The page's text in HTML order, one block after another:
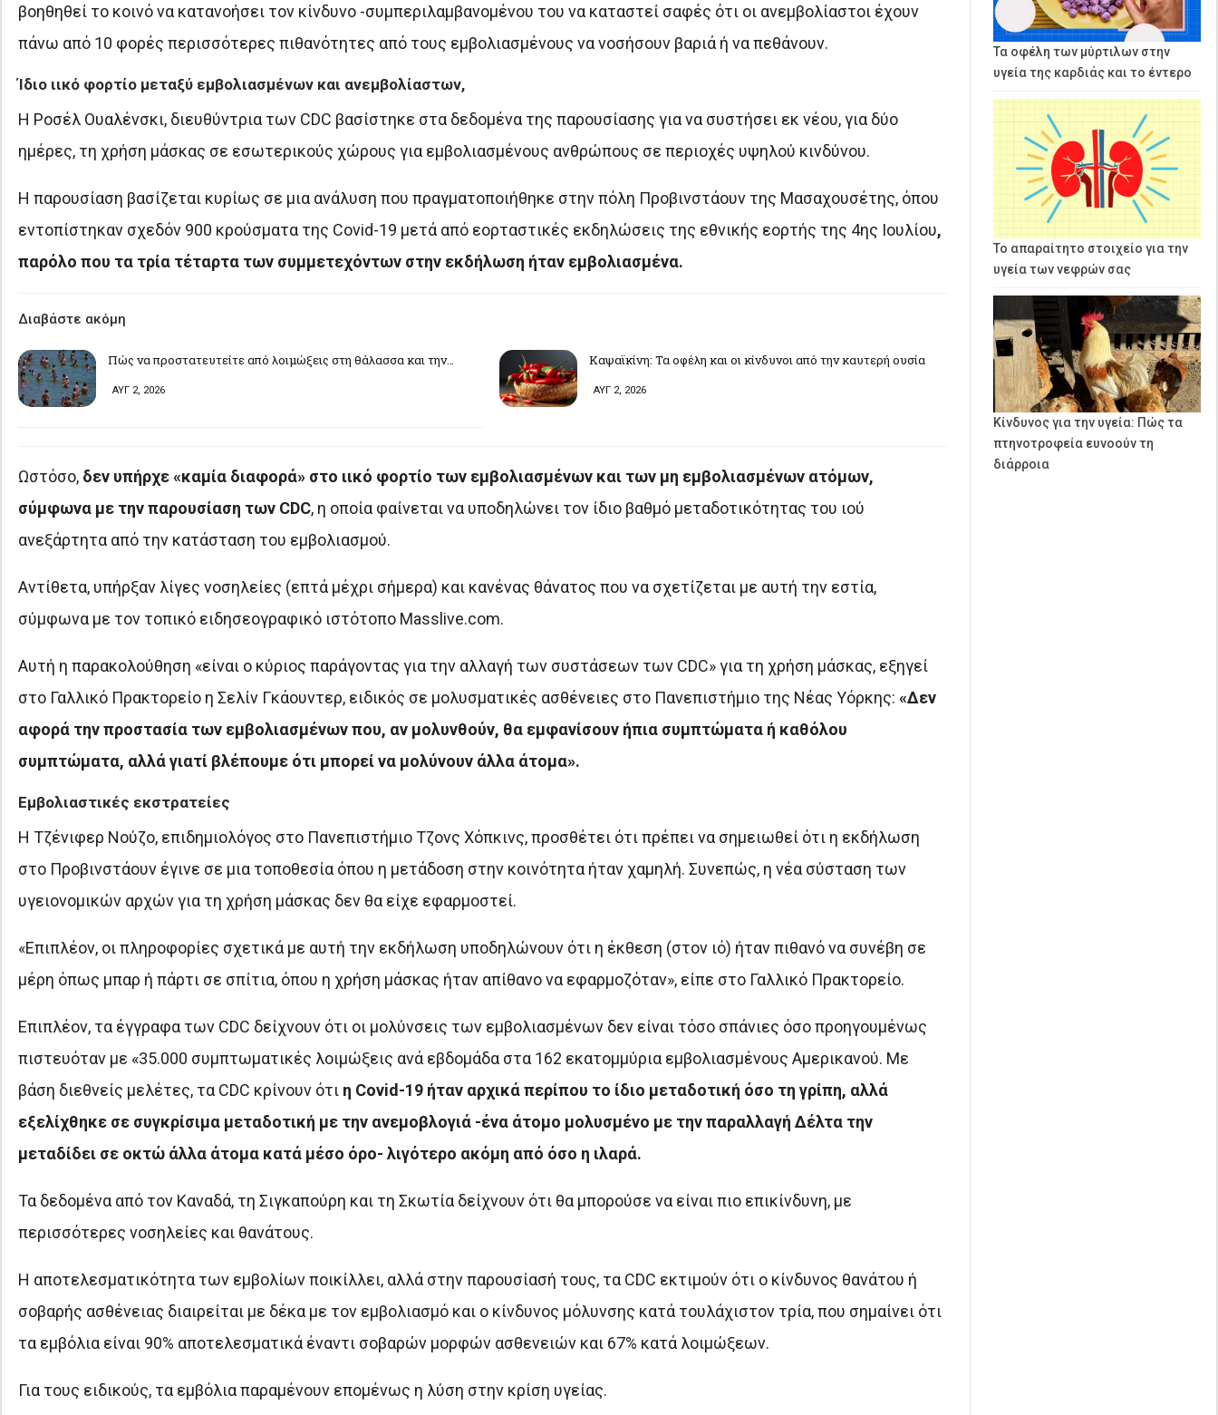
βοηθηθεί το κοινό να κατανοήσει τον κίνδυνο -συμπεριλαμβανομένου του να καταστεί σαφές ότι οι ανεμβολίαστοι έχουν
πάνω από 10 φορές περισσότερες πιθανότητες από τους εμβολιασμένους να νοσήσουν βαριά ή να πεθάνουν.
Ίδιο ιικό φορτίο μεταξύ εμβολιασμένων και ανεμβολίαστων,
Η Ροσέλ Ουαλένσκι, διευθύντρια των CDC βασίστηκε στα δεδομένα της παρουσίασης για να συστήσει εκ νέου, για δύο
ημέρες, τη χρήση μάσκας σε εσωτερικούς χώρους για εμβολιασμένους ανθρώπους σε περιοχές υψηλού κινδύνου.
Η παρουσίαση βασίζεται κυρίως σε μια ανάλυση που πραγματοποιήθηκε στην πόλη Προβινστάουν της Μασαχουσέτης, όπου
εντοπίστηκαν σχεδόν 900 κρούσματα της Covid-19 μετά από εορταστικές εκδηλώσεις της εθνικής εορτής της 4ης Ιουλίου,
παρόλο που τα τρία τέταρτα των συμμετεχόντων στην εκδήλωση ήταν εμβολιασμένα.
Διαβάστε ακόμη
Πώς να προστατευτείτε από λοιμώξεις στη θάλασσα και την…
ΑΥΓ 2, 2026
Καψαϊκίνη: Τα οφέλη και οι κίνδυνοι από την καυτερή ουσία
ΑΥΓ 2, 2026
Ωστόσο, δεν υπήρχε «καμία διαφορά» στο ιικό φορτίο των εμβολιασμένων και των μη εμβολιασμένων ατόμων,
σύμφωνα με την παρουσίαση των CDC, η οποία φαίνεται να υποδηλώνει τον ίδιο βαθμό μεταδοτικότητας του ιού
ανεξάρτητα από την κατάσταση του εμβολιασμού.
Αντίθετα, υπήρξαν λίγες νοσηλείες (επτά μέχρι σήμερα) και κανένας θάνατος που να σχετίζεται με αυτή την εστία,
σύμφωνα με τον τοπικό ειδησεογραφικό ιστότοπο Masslive.com.
Αυτή η παρακολούθηση «είναι ο κύριος παράγοντας για την αλλαγή των συστάσεων των CDC» για τη χρήση μάσκας, εξηγεί
στο Γαλλικό Πρακτορείο η Σελίν Γκάουντερ, ειδικός σε μολυσματικές ασθένειες στο Πανεπιστήμιο της Νέας Υόρκης: «Δεν
αφορά την προστασία των εμβολιασμένων που, αν μολυνθούν, θα εμφανίσουν ήπια συμπτώματα ή καθόλου
συμπτώματα, αλλά γιατί βλέπουμε ότι μπορεί να μολύνουν άλλα άτομα».
Εμβολιαστικές εκστρατείες
Η Τζένιφερ Νούζο, επιδημιολόγος στο Πανεπιστήμιο Τζονς Χόπκινς, προσθέτει ότι πρέπει να σημειωθεί ότι η εκδήλωση
στο Προβινστάουν έγινε σε μια τοποθεσία όπου η μετάδοση στην κοινότητα ήταν χαμηλή. Συνεπώς, η νέα σύσταση των
υγειονομικών αρχών για τη χρήση μάσκας δεν θα είχε εφαρμοστεί.
«Επιπλέον, οι πληροφορίες σχετικά με αυτή την εκδήλωση υποδηλώνουν ότι η έκθεση (στον ιό) ήταν πιθανό να συνέβη σε
μέρη όπως μπαρ ή πάρτι σε σπίτια, όπου η χρήση μάσκας ήταν απίθανο να εφαρμοζόταν», είπε στο Γαλλικό Πρακτορείο.
Επιπλέον, τα έγγραφα των CDC δείχνουν ότι οι μολύνσεις των εμβολιασμένων δεν είναι τόσο σπάνιες όσο προηγουμένως
πιστευόταν με «35.000 συμπτωματικές λοιμώξεις ανά εβδομάδα στα 162 εκατομμύρια εμβολιασμένους Αμερικανού. Με
βάση διεθνείς μελέτες, τα CDC κρίνουν ότι η Covid-19 ήταν αρχικά περίπου το ίδιο μεταδοτική όσο τη γρίπη, αλλά
εξελίχθηκε σε συγκρίσιμα μεταδοτική με την ανεμοβλογιά -ένα άτομο μολυσμένο με την παραλλαγή Δέλτα την
μεταδίδει σε οκτώ άλλα άτομα κατά μέσο όρο- λιγότερο ακόμη από όσο η ιλαρά.
Τα δεδομένα από τον Καναδά, τη Σιγκαπούρη και τη Σκωτία δείχνουν ότι θα μπορούσε να είναι πιο επικίνδυνη, με
περισσότερες νοσηλείες και θανάτους.
Η αποτελεσματικότητα των εμβολίων ποικίλλει, αλλά στην παρουσίασή τους, τα CDC εκτιμούν ότι ο κίνδυνος θανάτου ή
σοβαρής ασθένειας διαιρείται με δέκα με τον εμβολιασμό και ο κίνδυνος μόλυνσης κατά τουλάχιστον τρία, που σημαίνει ότι
τα εμβόλια είναι 90% αποτελεσματικά έναντι σοβαρών μορφών ασθενειών και 67% κατά λοιμώξεων.
Για τους ειδικούς, τα εμβόλια παραμένουν επομένως η λύση στην κρίση υγείας.
Τα οφέλη των μύρτιλων στην
υγεία της καρδιάς και το έντερο
Το απαραίτητο στοιχείο για την
υγεία των νεφρών σας
Κίνδυνος για την υγεία: Πώς τα
πτηνοτροφεία ευνοούν τη
διάρροια